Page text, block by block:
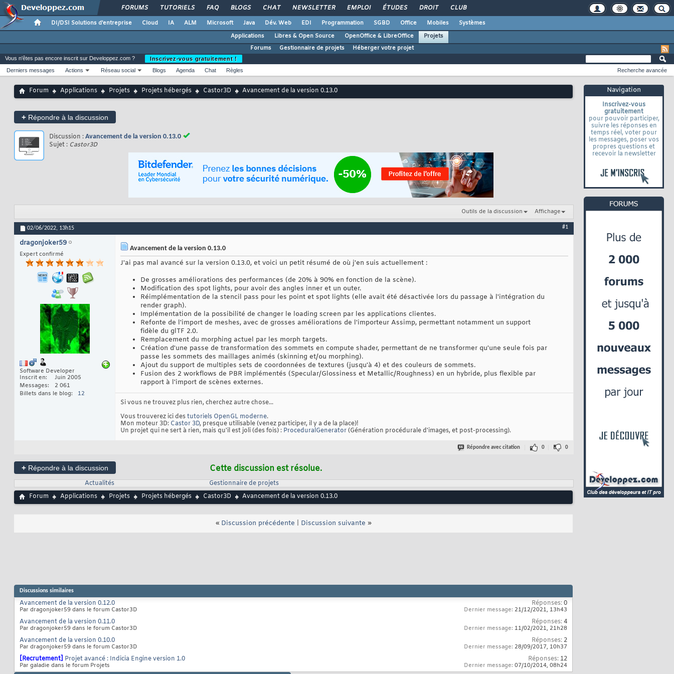
FORUMS TUTORIELS FAQ BLOGS CHAT NEWSLETTER EMPLOI ÉTUDES DROIT CLUB
DI/DSI Solutions d'entreprise Cloud IA ALM Microsoft Java Dév. Web EDI Programmation SGBD Office Mobiles
Systèmes
Applications
Libres & Open Source OpenOffice & LibreOffice
Projets
Forums
Gestionnaire de projets Héberger votre projet
Navigation
Inscrivez-vous
gratuitement
pour pouvoir participer,
suivre les réponses en
temps réel, voter pour
les messages, poser vos
propres questions et
recevoir la newsletter
Vous n'êtes pas encore inscrit sur Developpez.com ?
Inscrivez-vous gratuitement !
Derniers messages
Actions Réseau social Blogs Agenda Chat Règles Recherche avancée
Forum Applications Projets Projets hébergés Castor3D Avancement de la version 0.13.0
+ Répondre à la discussion
Discussion : Avancement de la version 0.13.0
Sujet : Castor3D
Outils de la discussion Affichage
02/06/2022, 13h15 #1
dragonjoker59
Expert confirmé
Software Developer
Inscrit en
Juin 2005
Messages
2 061
Billets dans le blog
12
Avancement de la version 0.13.0
J'ai pas mal avancé sur la version 0.13.0, et voici un petit résumé de où j'en suis actuellement :
De grosses améliorations des performances (de 20% à 90% en fonction de la scène).
Modification des spot lights, pour avoir des angles inner et un outer.
Réimplémentation de la stencil pass pour les point et spot lights (elle avait été désactivée lors du passage à l'intégration du
render graph).
Implémentation de la possibilité de changer le loading screen par les applications clientes.
Refonte de l'import de meshes, avec de grosses améliorations de l'importeur Assimp, permettant notamment un support
fidèle du glTF 2.0.
Remplacement du morphing actuel par les morph targets.
Création d'une passe de transformation des sommets en compute shader, permettant de ne transformer qu'une seule fois par
passe les sommets des maillages animés (skinning et/ou morphing).
Ajout du support de multiples sets de coordonnées de textures (jusqu'à 4) et des couleurs de sommets.
Fusion des 2 workflows de PBR implémentés (Specular/Glossiness et Metallic/Roughness) en un hybride, plus flexible par
rapport à l'import de scènes externes.
Si vous ne trouvez plus rien, cherchez autre chose...
Vous trouverez ici destutoriels OpenGL moderne.
Mon moteur 3D: Castor 3D, presque utilisable (venez participer, il y a de la place)!
Un projet qui ne sert à rien, mais qu'il est joli (des fois) : ProceduralGenerator(Génération procédurale d'images, et post-processing).
Répondre avec citation 0 0
+ Répondre à la discussion Cette discussion est résolue.
Actualités
Gestionnaire de projets
Forum
Applications Projets Projets hébergés Castor3D Avancement de la version 0.13.0
« Discussion précédente Discussion suivante »
Discussions similaires
Avancement de la version 0.12.0
Par dragonjoker59 dans le forum Castor3D
Réponses:0
Dernier message: 21/12/2021, 13h43
Avancement de la version 0.11.0
Par dragonjoker59 dans le forum Castor3D
Réponses:4
Dernier message: 11/02/2021, 21h28
Avancement de la version 0.10.0
Par dragonjoker59 dans le forum Castor3D
Réponses: 2
Dernier message: 28/09/2017, 10h37
[Recrutement] Projet avancé : Indicia Engine version 1.0
Par galadie dans le forum Projets
Réponses: 12
Dernier message: 07/10/2014, 08h24